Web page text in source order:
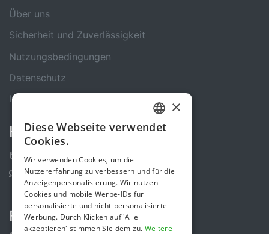
Über uns
Sicherheit und Zuverlässigkeit
Nutzungsbedingungen
Datenschutz
Impressum
Kontakt
Kontakt-Formular
Support Center
Folge uns
GERMAN
×
Diese Webseite verwendet
Cookies.
Wir verwenden Cookies, um die
Nutzererfahrung zu verbessern und für die
Anzeigenpersonalisierung. Wir nutzen
Cookies und mobile Werbe-IDs für
personalisierte und nicht-personalisierte
Werbung. Durch Klicken auf 'Alle
akzeptieren' stimmen Sie dem zu. Weitere